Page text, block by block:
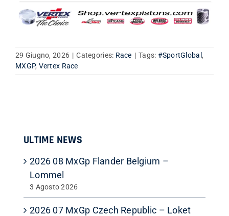
29 Giugno, 2026 | Categories: Race | Tags: #SportGlobal ,
MXGP, Vertex Race
ULTIME NEWS
2026 08 MxGp Flander Belgium –
Lommel
3 Agosto 2026
2026 07 MxGp Czech Republic – Loket